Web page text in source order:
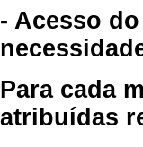
- Acesso
Para cada
atribuídas